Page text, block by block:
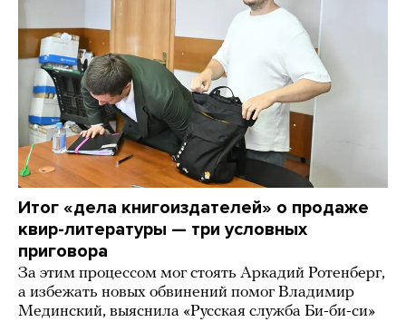
Итог «дела книгоиздателей» о продаже
квир-литературы — три условных
приговора
За этим процессом мог стоять Аркадий Ротенберг,
а избежать новых обвинений помог Владимир
Мединский, выяснила «Русская служба Би-би-си»